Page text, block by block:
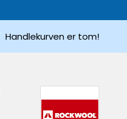
Handlekurven er tom!